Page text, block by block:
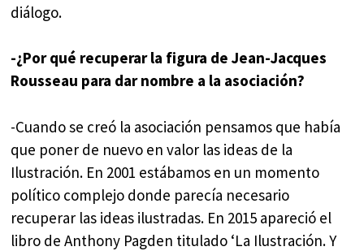
diálogo.
-¿Por qué recuperar la figura de Jean-Jacques
Rousseau para dar nombre a la asociación?
-Cuando se creó la asociación pensamos que había
que poner de nuevo en valor las ideas de la
Ilustración. En 2001 estábamos en un momento
político complejo donde parecía necesario
recuperar las ideas ilustradas. En 2015 apareció el
libro de Anthony Pagden titulado ‘La Ilustración. Y